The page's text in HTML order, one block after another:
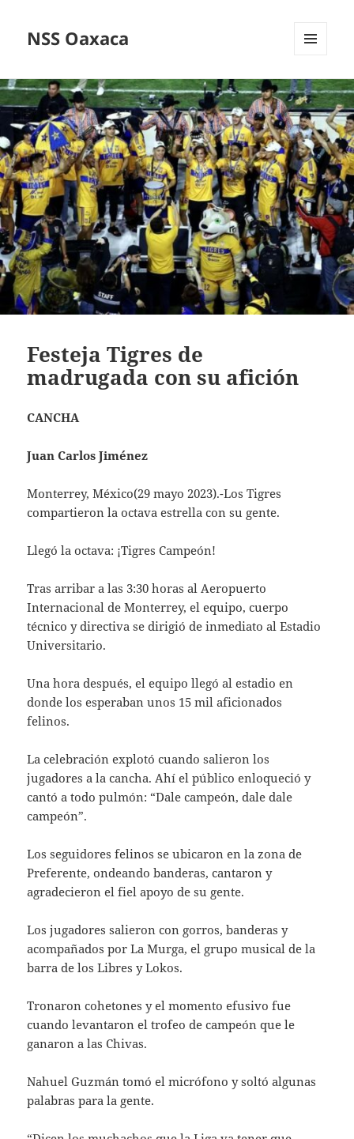
NSS Oaxaca
WIDGETS
Festeja Tigres de
madrugada con su afición
CANCHA
Juan Carlos Jiménez
Monterrey, México(29 mayo 2023).-Los Tigres
compartieron la octava estrella con su gente.
Llegó la octava: ¡Tigres Campeón!
Tras arribar a las 3:30 horas al Aeropuerto
Internacional de Monterrey, el equipo, cuerpo
técnico y directiva se dirigió de inmediato al Estadio
Universitario.
Una hora después, el equipo llegó al estadio en
donde los esperaban unos 15 mil aficionados
felinos.
La celebración explotó cuando salieron los
jugadores a la cancha. Ahí el público enloqueció y
cantó a todo pulmón: “Dale campeón, dale dale
campeón”.
Los seguidores felinos se ubicaron en la zona de
Preferente, ondeando banderas, cantaron y
agradecieron el fiel apoyo de su gente.
Los jugadores salieron con gorros, banderas y
acompañados por La Murga, el grupo musical de la
barra de los Libres y Lokos.
Tronaron cohetones y el momento efusivo fue
cuando levantaron el trofeo de campeón que le
ganaron a las Chivas.
Nahuel Guzmán tomó el micrófono y soltó algunas
palabras para la gente.